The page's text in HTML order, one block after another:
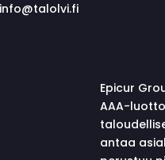
info@talolvi.fi
Epicur
AAA-
antaa